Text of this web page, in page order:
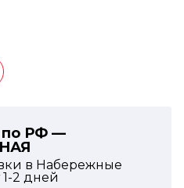
по РФ —
в Набережные
1-2 дней